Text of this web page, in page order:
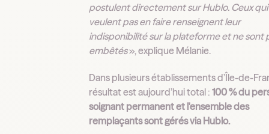
postulent directement sur Hublo. Ceux
veulent pas en faire renseignent leur
indisponibilité sur la plateforme et ne sont
embêtés», explique Mélanie.
Dans plusieurs établissements d’Île-de-
résultat est aujourd’hui total :100 % du
soignant permanent et l'ensemble des
remplaçants sont gérés via Hublo.